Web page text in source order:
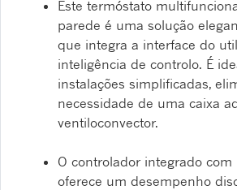
Este termóstato
parede é uma solução
que integra a interface do
inteligência de controlo. É
instalações simplificadas,
necessidade de uma caixa
ventiloconvector.
O controlador integrado
oferece um desempenho